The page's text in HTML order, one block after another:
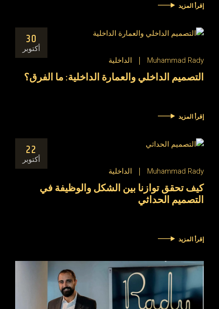
إقرأ المزيد
30
أكتوبر
Muhammad Rady
الداخلية
التصميم الداخلي والعمارة الداخلية: ما الفرق؟
إقرأ المزيد
22
أكتوبر
Muhammad Rady
الداخلية
كيف تحقق توازنا بين الشكل والوظيفة في
التصميم الحداثي
إقرأ المزيد